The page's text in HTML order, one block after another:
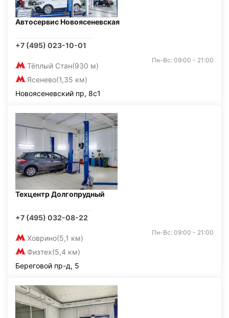
Автосервис Новоясеневская
+7 (495) 023-10-01
Тёплый Стан(930 м)
Ясенево(1,35 км)
Пн-Вс: 09:00 - 21:00
Новоясеневский пр, 8с1
Техцентр Долгопрудный
+7 (495) 032-08-22
Ховрино(5,1 км)
Физтех(5,4 км)
Пн-Вс: 09:00 - 21:00
Береговой пр-д, 5